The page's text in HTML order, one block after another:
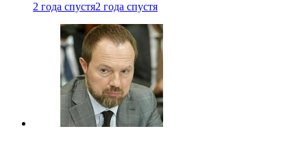
2 года спустя2 года спустя